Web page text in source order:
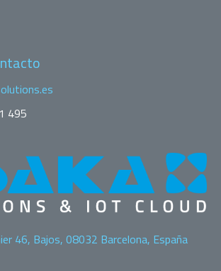
495
46, Bajos, 08032 Barcelona, España